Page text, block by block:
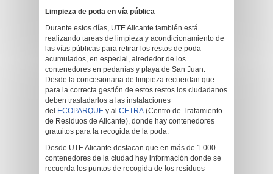
Limpieza de poda en vía pública
Durante estos días, UTE Alicante también está
realizando tareas de limpieza y acondicionamiento de
las vías públicas para retirar los restos de poda
acumulados, en especial, alrededor de los
contenedores en pedanías y playa de San Juan.
Desde la concesionaria de limpieza recuerdan que
para la correcta gestión de estos restos los ciudadanos
deben trasladarlos a las instalaciones
del
ECOPARQUE y al CETRA (Centro de Tratamiento
de Residuos de Alicante), donde hay contenedores
gratuitos para la recogida de la poda.
Desde UTE Alicante destacan que en más de 1.000
contenedores de la ciudad hay información donde se
recuerda los puntos de recogida de los residuos